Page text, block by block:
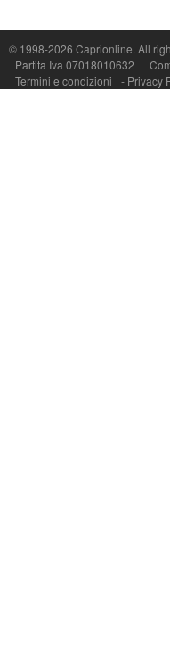
© 1998-2026 Caprionline. All
Partita Iva 07018010632
Termini e condizioni
- Privacy
Capri On Line Srl, Via Le
P.Iva, C.F. e n.Reg.Imprese